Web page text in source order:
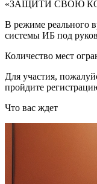
«ЗАЩИТИ СВОЮ
В режиме реального
системы ИБ под
Количество мест
Для участия,
пройдите
Что вас ждет